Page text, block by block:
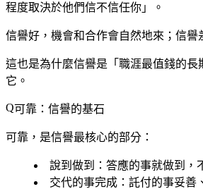
程度取決於他們信不信任你」。
信譽好，機會和合作會自然地來；信
這也是為什麼信譽是「職涯最值錢的
它。
可靠：信譽的基石
可靠，是信譽最核心的部分：
說到做到 ：答應的事就做到，
交代的事完成 ：託付的事妥善